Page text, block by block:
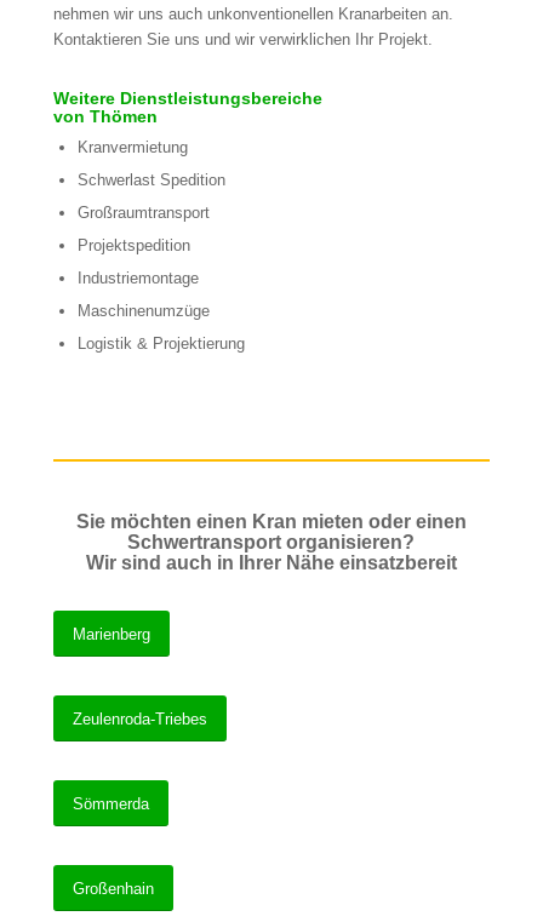
nehmen wir uns auch unkonventionellen Kranarbeiten an.
Kontaktieren Sie uns und wir verwirklichen Ihr Projekt.
Weitere Dienstleistungsbereiche
von Thömen
Kranvermietung
Schwerlast Spedition
Großraumtransport
Projektspedition
Industriemontage
Maschinenumzüge
Logistik & Projektierung
Sie möchten einen Kran mieten oder einen
Schwertransport organisieren?
Wir sind auch in Ihrer Nähe einsatzbereit
Marienberg
Zeulenroda-Triebes
Sömmerda
Großenhain